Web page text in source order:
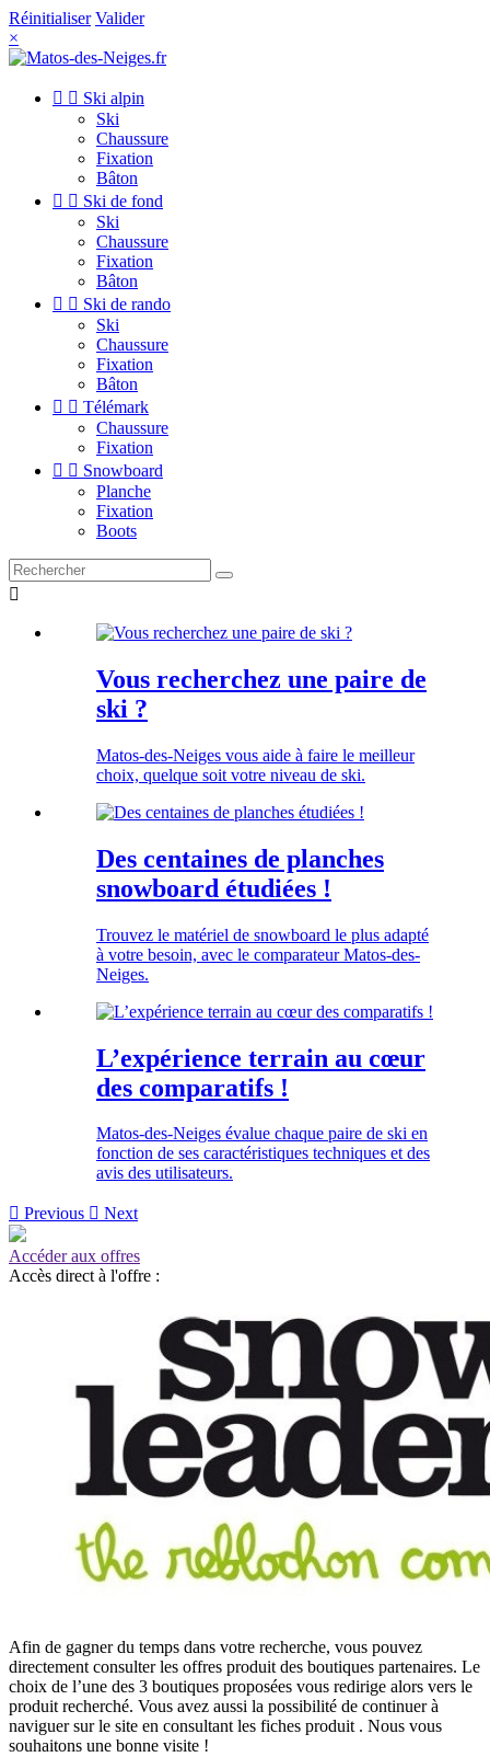
Réinitialiser Valider
×
  Ski alpin
Ski
Chaussure
Fixation
Bâton
  Ski de fond
Ski
Chaussure
Fixation
Bâton
  Ski de rando
Ski
Chaussure
Fixation
Bâton
  Télémark
Chaussure
Fixation
  Snowboard
Planche
Fixation
Boots

Vous recherchez une paire de
ski ?
Matos-des-Neiges vous aide à faire le meilleur
choix, quelque soit votre niveau de ski.
Des centaines de planches
snowboard étudiées !
Trouvez le matériel de snowboard le plus adapté
à votre besoin, avec le comparateur Matos-des-
Neiges.
L’expérience terrain au cœur
des comparatifs !
Matos-des-Neiges évalue chaque paire de ski en
fonction de ses caractéristiques techniques et des
avis des utilisateurs.
 Previous  Next
Accéder aux offres
Accès direct à l'offre :
Afin de gagner du temps dans votre recherche, vous pouvez
directement consulter les offres produit des boutiques partenaires. Le
choix de l’une des 3 boutiques proposées vous redirige alors vers le
produit recherché. Vous avez aussi la possibilité de continuer à
naviguer sur le site en consultant les fiches produit . Nous vous
souhaitons une bonne visite !